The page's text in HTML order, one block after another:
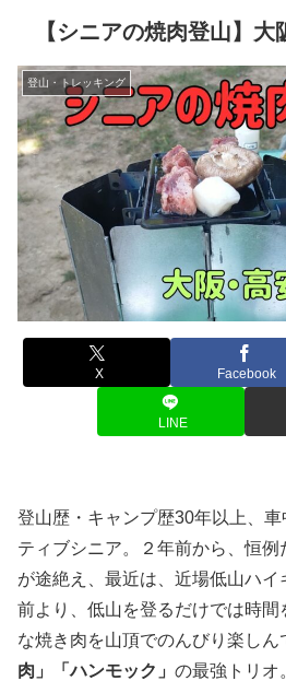
【シニアの焼肉登山】大
登山・トレッキング
X Facebook
LINE
登山歴・キャンプ歴30年以上、
ティブシニア。２年前から、恒
が途絶え、最近は、近場低山ハ
前より、低山を登るだけでは時間
な焼き肉を山頂でのんびり楽しん
肉」「ハンモック」 の最強トリオ